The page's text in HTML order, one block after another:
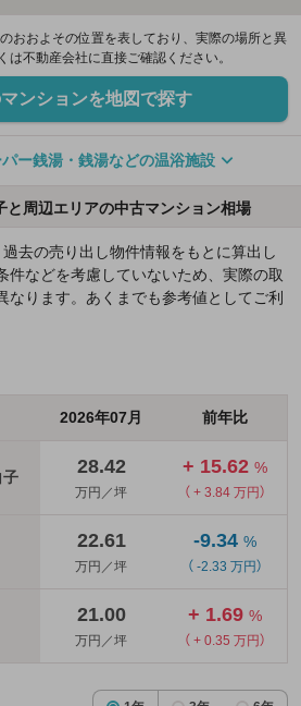
おおよその位置を表しており、実際の場所と異
は不動産会社に直接ご確認ください。
ンションを地図で探す
ー銭湯・銭湯などの温浴施設
と周辺エリアの中古マンション相場
去の売り出し物件情報をもとに算出し
件などを考慮していないため、実際の取
なります。あくまでも参考値としてご利
2026年07月 前年比
28.42
万円／坪
+ 15.62 %
（ + 3.84 万円）
22.61
万円／坪
-9.34 %
（ -2.33 万円）
21.00
万円／坪
+ 1.69 %
（ + 0.35 万円）